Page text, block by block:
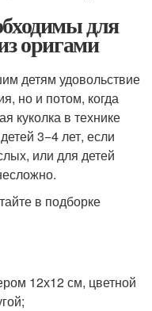
для
оригами
детям удовольствие
но и потом, когда
куколка в технике
3−4 лет, если
или для детей
в подборке
12х12 см, цветной